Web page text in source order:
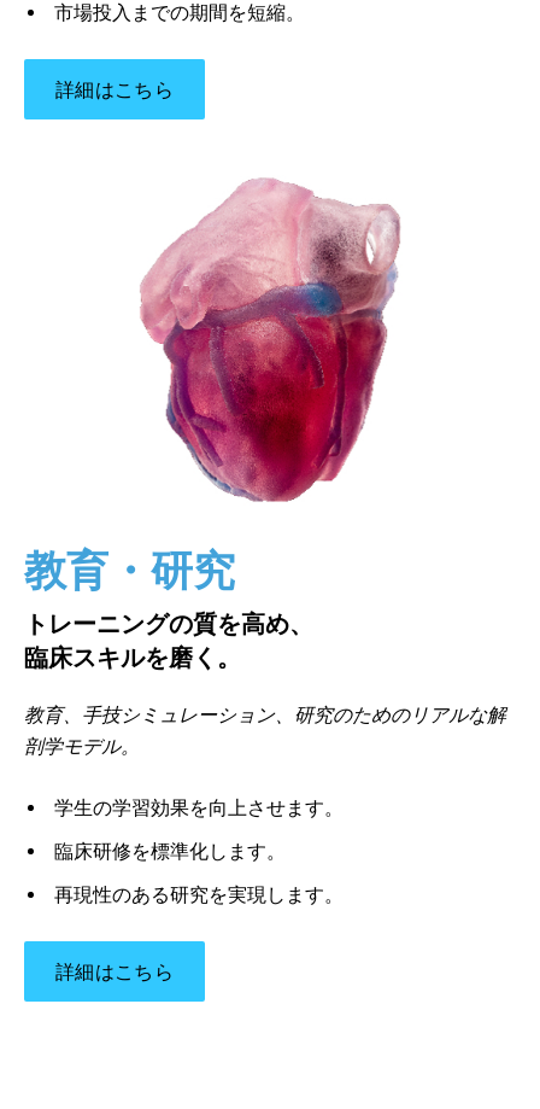
市場投入までの期間を短縮。
詳細はこちら
教育・研究
トレーニングの質を高め、
臨床スキルを磨く。
教育、手技シミュレーション、研究のためのリアルな解
剖学モデル。
学生の学習効果を向上させます。
臨床研修を標準化します。
再現性のある研究を実現します。
詳細はこちら